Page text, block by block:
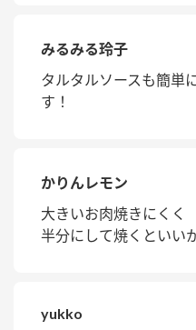
みるみる玲子
タルタルソースも簡単
す！
かりんレモン
大きいお肉焼きにくく
半分にして焼くといい
yukko